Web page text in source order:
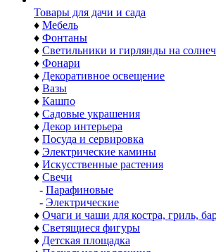
Товары для дачи и сада
♦ Мебель
♦ Фонтаны
♦ Светильники и гирлянды на
♦ Фонари
♦ Декоративное освещение
♦ Вазы
♦ Кашпо
♦ Садовые украшения
♦ Декор интерьера
♦ Посуда и сервировка
♦ Электрические камины
♦ Искусственные растения
♦ Свечи
- Парафиновые
- Электрические
♦ Очаги и чаши для костра, гриль,
♦ Светящиеся фигуры
♦ Детская площадка